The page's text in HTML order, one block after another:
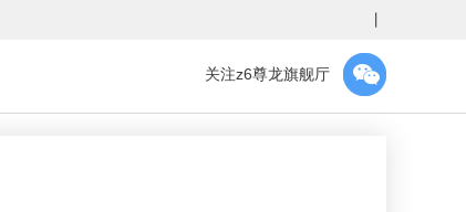
关注z6尊龙旗舰厅